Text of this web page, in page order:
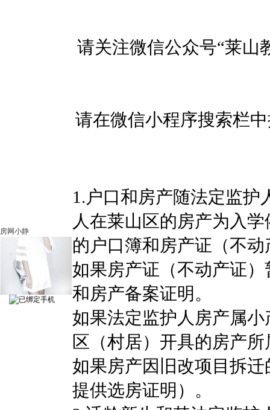
房网小静
请关注微信公众号“莱山
请在微信小程序搜索栏
1.户口和房产随法定监
人在莱山区的房产为入
的户口簿和房产证（不动
如果房产证（不动产证
和房产备案证明。
如果法定监护人房产属
区（村居）开具的房产
如果房产因旧改项目拆
提供选房证明）。